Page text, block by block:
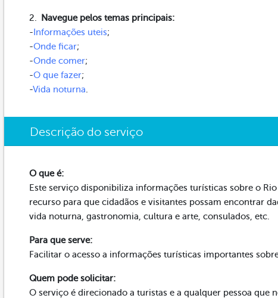
Navegue pelos temas principais:
- Informações uteis;
-Onde ficar;
-Onde comer;
-O que fazer;
-Vida noturna
Descrição do serviço
O que é:
Este serviço disponibiliza informações turísticas sobre o
recurso para que cidadãos e visitantes possam encontrar
vida noturna, gastronomia, cultura e arte, consulados, etc.
Para que serve:
Facilitar o acesso a informações turísticas importantes
Quem pode solicitar:
O serviço é direcionado a turistas e a qualquer pessoa que